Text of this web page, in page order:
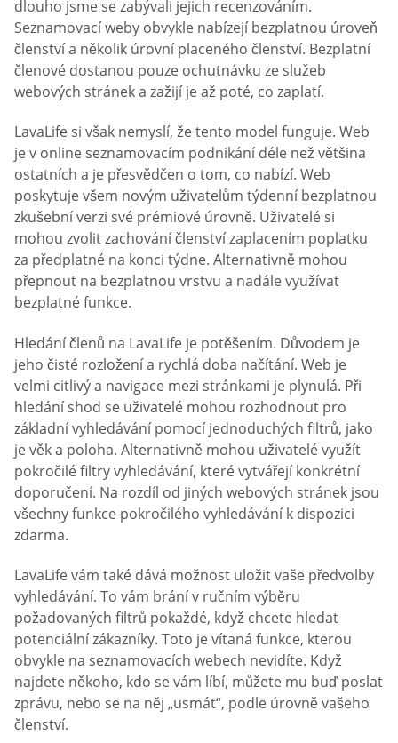
dlouho jsme se zabývali jejich recenzováním.
Seznamovací weby obvykle nabízejí bezplatnou úroveň
členství a několik úrovní placeného členství. Bezplatní
členové dostanou pouze ochutnávku ze služeb
webových stránek a zažijí je až poté, co zaplatí.
LavaLife si však nemyslí, že tento model funguje. Web
je v online seznamovacím podnikání déle než většina
ostatních a je přesvědčen o tom, co nabízí. Web
poskytuje všem novým uživatelům týdenní bezplatnou
zkušební verzi své prémiové úrovně. Uživatelé si
mohou zvolit zachování členství zaplacením poplatku
za předplatné na konci týdne. Alternativně mohou
přepnout na bezplatnou vrstvu a nadále využívat
bezplatné funkce.
Hledání členů na LavaLife je potěšením. Důvodem je
jeho čisté rozložení a rychlá doba načítání. Web je
velmi citlivý a navigace mezi stránkami je plynulá. Při
hledání shod se uživatelé mohou rozhodnout pro
základní vyhledávání pomocí jednoduchých filtrů, jako
je věk a poloha. Alternativně mohou uživatelé využít
pokročilé filtry vyhledávání, které vytvářejí konkrétní
doporučení. Na rozdíl od jiných webových stránek jsou
všechny funkce pokročilého vyhledávání k dispozici
zdarma.
LavaLife vám také dává možnost uložit vaše předvolby
vyhledávání. To vám brání v ručním výběru
požadovaných filtrů pokaždé, když chcete hledat
potenciální zákazníky. Toto je vítaná funkce, kterou
obvykle na seznamovacích webech nevidíte. Když
najdete někoho, kdo se vám líbí, můžete mu buď poslat
zprávu, nebo se na něj „usmát“, podle úrovně vašeho
členství.